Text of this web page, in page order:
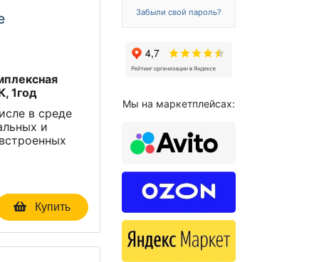
1год
в среде
и
Купить
Забыли свой пароль?
Мы на маркетплейсах: